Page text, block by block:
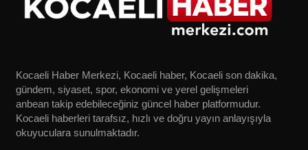
Kocaeli Haber Merkezi, Kocaeli haber, Kocaeli son dakika,
gündem, siyaset, spor, ekonomi ve yerel gelişmeleri
anbean takip edebileceğiniz güncel haber platformudur.
Kocaeli haberleri tarafsız, hızlı ve doğru yayın anlayışıyla
okuyuculara sunulmaktadır.